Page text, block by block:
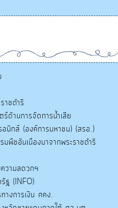
าชดำริ
ด้านการจัดการน้ำเสีย
อนิกส์ (องค์การมหาชน) (สรอ.)
พืชอันเนื่องมาจากพระราชดำริ
วามสดวกฯ
ฐ (INFO)
างการเงิน ศคง.